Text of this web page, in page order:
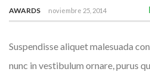
AWARDS noviembre 25, 2014
Suspendisse aliquet malesuada
nunc in vestibulum ornare, purus